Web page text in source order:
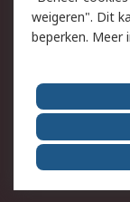
Algemene
Over RS
RS Group
RS wereldwijd
ESG
weigeren". Dit
beperken. Meer